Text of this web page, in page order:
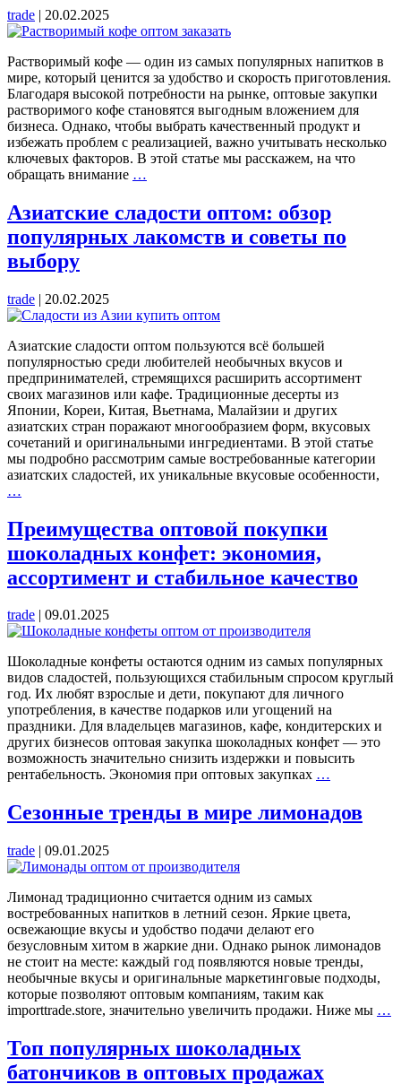
trade | 20.02.2025
Растворимый кофе — один из самых популярных напитков в
мире, который ценится за удобство и скорость приготовления.
Благодаря высокой потребности на рынке, оптовые закупки
растворимого кофе становятся выгодным вложением для
бизнеса. Однако, чтобы выбрать качественный продукт и
избежать проблем с реализацией, важно учитывать несколько
ключевых факторов. В этой статье мы расскажем, на что
обращать внимание …
как
выбрать
Азиатские сладости оптом: обзор
популярных лакомств и советы по
выбору
trade | 20.02.2025
Азиатские сладости оптом пользуются всё большей
популярностью среди любителей необычных вкусов и
предпринимателей, стремящихся расширить ассортимент
своих магазинов или кафе. Традиционные десерты из
Японии, Кореи, Китая, Вьетнама, Малайзии и других
азиатских стран поражают многообразием форм, вкусовых
сочетаний и оригинальными ингредиентами. В этой статье
мы подробно рассмотрим самые востребованные категории
азиатских сладостей, их уникальные вкусовые особенности,
…
оптом:
обзор
популярных
и
по
выбору
Преимущества оптовой покупки
шоколадных конфет: экономия,
ассортимент и стабильное качество
trade | 09.01.2025
Шоколадные конфеты остаются одним из самых популярных
видов сладостей, пользующихся стабильным спросом круглый
год. Их любят взрослые и дети, покупают для личного
употребления, в качестве подарков или угощений на
праздники. Для владельцев магазинов, кафе, кондитерских и
других бизнесов оптовая закупка шоколадных конфет — это
возможность значительно снизить издержки и повысить
рентабельность. Экономия при оптовых закупках …
покупки
качество
Сезонные тренды в мире лимонадов
trade | 09.01.2025
Лимонад традиционно считается одним из самых
востребованных напитков в летний сезон. Яркие цвета,
освежающие вкусы и удобство подачи делают его
безусловным хитом в жаркие дни. Однако рынок лимонадов
не стоит на месте: каждый год появляются новые тренды,
необычные вкусы и оригинальные маркетинговые подходы,
которые позволяют оптовым компаниям, таким как
importtrade.store, значительно увеличить продажи. Ниже мы …
Топ популярных шоколадных
батончиков в оптовых продажах